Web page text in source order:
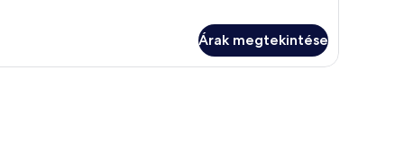
Árak megtekintése
fehér tál, benne egy doboz kamillatea és egy zöld-narancssárga színű